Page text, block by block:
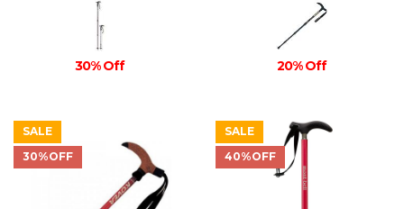
30% Off 20% Off
SALE
30%OFF
SALE
40%OFF